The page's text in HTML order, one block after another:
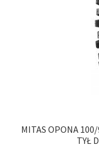
MITAS OPONA
TYŁ